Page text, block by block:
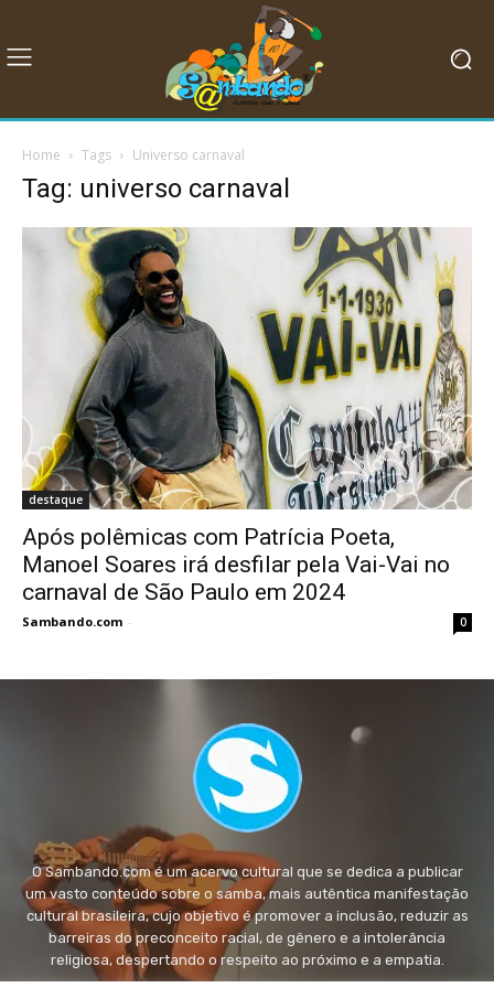
Home Tags Universo carnaval
Tag: universo carnaval
destaque
Após polêmicas com Patrícia Poeta,
Manoel Soares irá desfilar pela Vai-Vai no
carnaval de São Paulo em 2024
Sambando.com - 0
O Sambando.com é um acervo cultural que se dedica a publicar
um vasto conteúdo sobre o samba, mais autêntica manifestação
cultural brasileira, cujo objetivo é promover a inclusão, reduzir as
barreiras do preconceito racial, de gênero e a intolerância
religiosa, despertando o respeito ao próximo e a empatia.